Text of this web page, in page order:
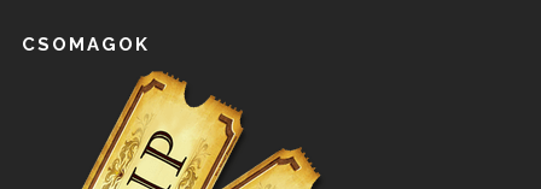
CSOMAGOK